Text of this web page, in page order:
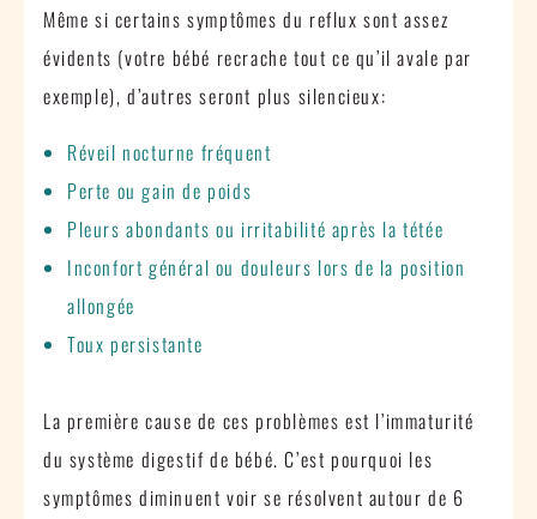
Même si certains symptômes du reflux sont assez
évidents (votre bébé recrache tout ce qu’il avale par
exemple), d’autres seront plus silencieux:
Réveil nocturne fréquent
Perte ou gain de poids
Pleurs abondants ou irritabilité après la tétée
Inconfort général ou douleurs lors de la position
allongée
Toux persistante
La première cause de ces problèmes est l’immaturité
du système digestif de bébé. C’est pourquoi les
symptômes diminuent voir se résolvent autour de 6